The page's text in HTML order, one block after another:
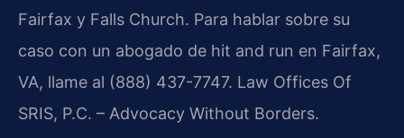
Fairfax y Falls Church. Para hablar sobre su
caso con un abogado de hit and run en Fairfax,
VA, llame al (888) 437-7747. Law Offices Of
SRIS, P.C. – Advocacy Without Borders.